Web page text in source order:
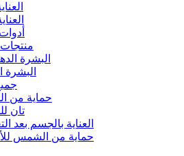
البشرة
البشرة
حماية من
تان
العناية بالجسم
حماية من الشمس